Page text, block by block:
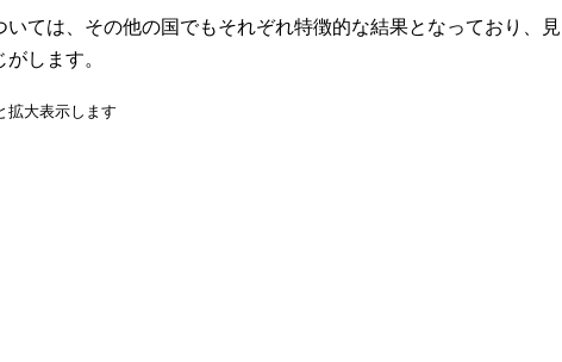
ては、その他の国でもそれぞれ特徴的な結果となっており、見
します。
拡大表示します